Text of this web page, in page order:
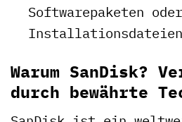
Softwarepaketen oder
Warum SanDisk?
durch bewährte